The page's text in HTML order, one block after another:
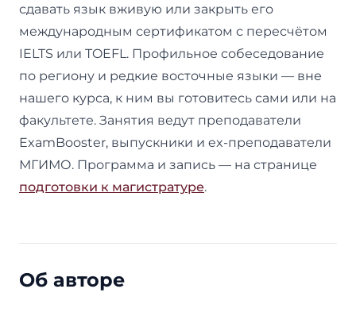
сдавать язык вживую или закрыть его
международным сертификатом с пересчётом
IELTS или TOEFL. Профильное собеседование
по региону и редкие восточные языки — вне
нашего курса, к ним вы готовитесь сами или на
факультете. Занятия ведут преподаватели
ExamBooster, выпускники и ex-преподаватели
МГИМО. Программа и запись — на странице
подготовки к магистратуре.
Об авторе